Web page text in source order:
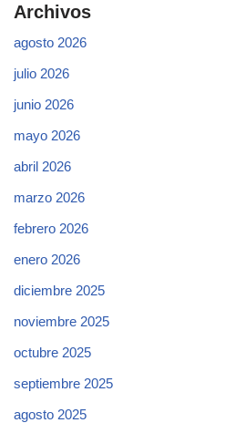
Archivos
agosto 2026
julio 2026
junio 2026
mayo 2026
abril 2026
marzo 2026
febrero 2026
enero 2026
diciembre 2025
noviembre 2025
octubre 2025
septiembre 2025
agosto 2025